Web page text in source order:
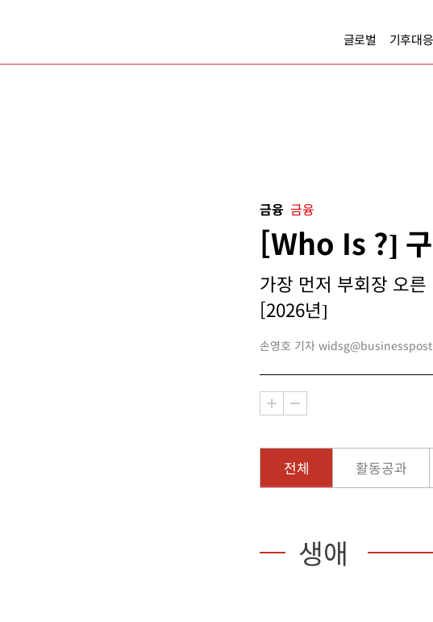
글로벌 기후대응
금융 금융
[Who Is ?] 구
가장 먼저 부회장 오
[2026년]
손영호 기자
전체 활동공과
생애